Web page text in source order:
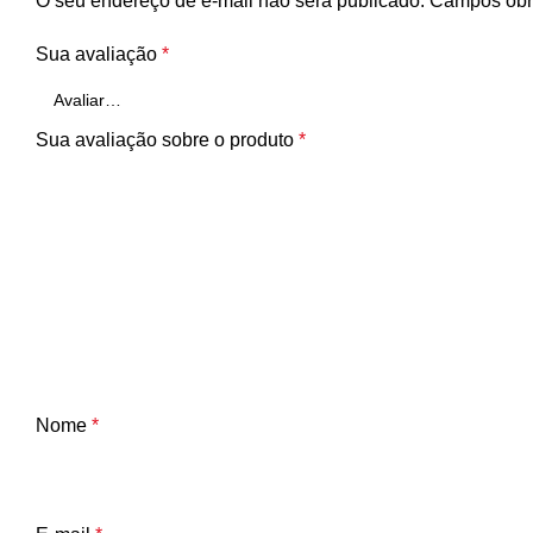
Sua avaliação *
Sua avaliação sobre o produto *
Nome *